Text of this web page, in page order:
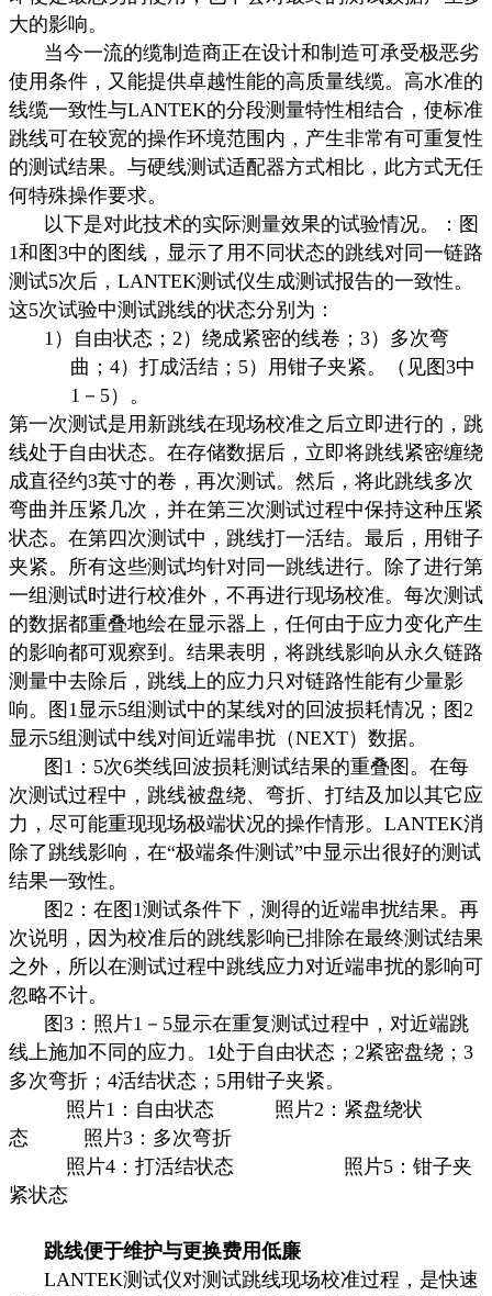
大的影响。
当今一流的缆制造商正在设计和制造可承受极恶劣
使用条件，又能提供卓越性能的高质量线缆。高水准的
线缆一致性与LANTEK的分段测量特性相结合，使标准
跳线可在较宽的操作环境范围内，产生非常有可重复性
的测试结果。与硬线测试适配器方式相比，此方式无任
何特殊操作要求。
以下是对此技术的实际测量效果的试验情况。：图
1和图 3中的图线，显示了用不同状态的跳线对同一链路
测试5次后， LANTEK测试仪生成测试报告的一致性。
这5次试验中测试跳线的状态分别为：
1） 自由状态； 2 ）绕成紧密的线卷； 3）多次弯
曲； 4）打成活结； 5）用钳子夹紧。（见图 3中
1 － 5）。
第一次测试是用新跳线在现场校准之后立即进行的，跳
线处于自由状态。在存储数据后，立即将跳线紧密缠绕
成直径约3英寸的卷，再次测试。然后，将此跳线多次
弯曲并压紧几次，并在第三次测试过程中保持这种压紧
状态。在第四次测试中，跳线打一活结。最后，用钳子
夹紧。所有这些测试均针对同一跳线进行。除了进行第
一组测试时进行校准外，不再进行现场校准。每次测试
的数据都重叠地绘在显示器上，任何由于应力变化产生
的影响都可观察到。结果表明，将跳线影响从永久链路
测量中去除后，跳线上的应力只对链路性能有少量影
响。图 1显示5组测试中的某线对的回波损耗情况；图 2
显示5组测试中线对间近端串扰（NEXT）数据。
图 1 ： 5次6类线回波损耗测试结果的重叠图。在每
次测试过程中，跳线被盘绕、弯折、打结及加以其它应
力，尽可能重现现场极端状况的操作情形。 LANTEK消
除了跳线影响，在“极端条件测试”中显示出很好的测试
结果一致性。
图 2 ：在图 1测试条件下，测得的近端串扰结果。再
次说明，因为校准后的跳线影响已排除在最终测试结果
之外，所以在测试过程中跳线应力对近端串扰的影响可
忽略不计。
图 3 ：照片1 － 5显示在重复测试过程中，对近端跳
线上施加不同的应力。 1处于自由状态； 2紧密盘绕； 3
多次弯折； 4活结状态； 5用钳子夹紧。
照片1 ：自由状态 照片2 ：紧盘绕状
态
照片3 ：多次弯折
照片4 ：打活结状态 照片5 ：钳子夹
紧状态
跳线便于维护与更换费用低廉
LANTEK测试仪对测试跳线现场校准过程，是快速